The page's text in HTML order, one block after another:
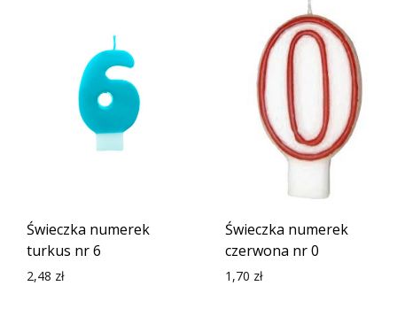
Świeczka numerek
turkus nr 6
2,48 zł
Świeczka numerek
czerwona nr 0
1,70 zł